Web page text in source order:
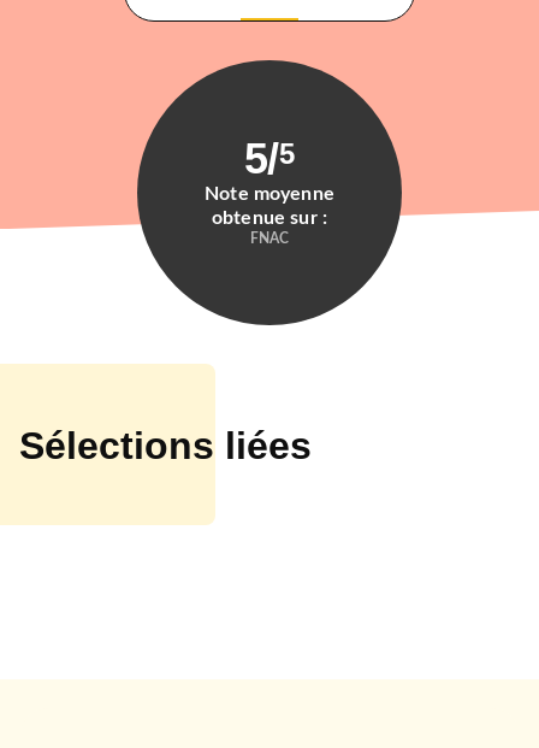
5/5
Note moyenne
obtenue sur :
FNAC
Sélections liées